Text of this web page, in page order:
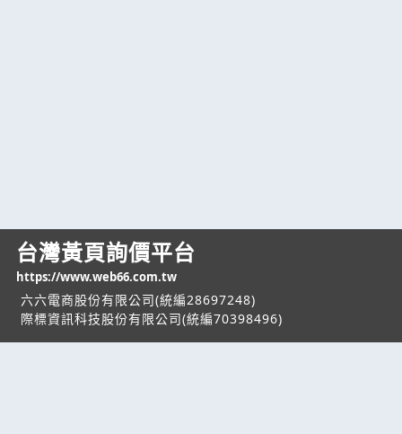
台灣黃頁詢價平台
https://www.web66.com.tw
六六電商股份有限公司(統編28697248)
際標資訊科技股份有限公司(統編70398496)